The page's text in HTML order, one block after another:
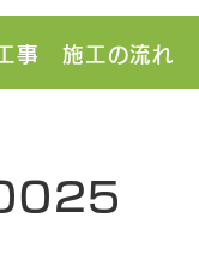
事 施工の流れ